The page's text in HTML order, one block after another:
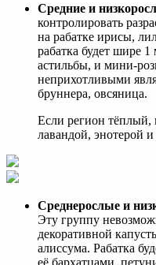
Средние и
контролировать
на рабатке ирисы,
рабатка будет шире
астильбы, и мини-
неприхотливыми
бруннера, овсяница.
Если регион тёплый,
лавандой, энотерой
Среднерослые и
Эту группу
декоративной
алиссума. Рабатка
её бархатцами,